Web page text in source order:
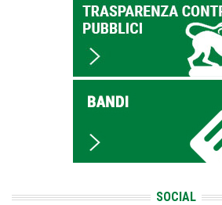
SOCIAL